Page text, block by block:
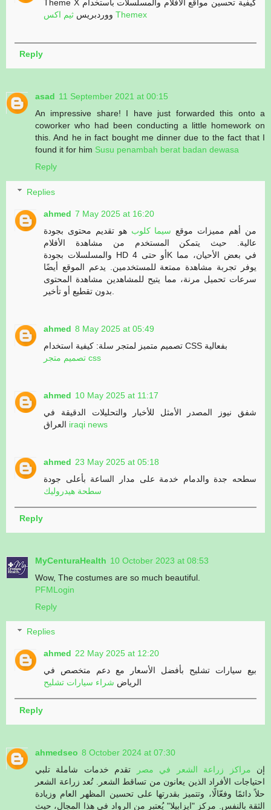
Theme X كيفية تحسين مواقع الأفلام والمسلسلات باستخدام
ووردبريس ثيم اكس Themex
Reply
asad 11 September 2021 at 00:15
An impressive share! I have just forwarded this onto a
coworker who had been conducting a little homework on
this. And he in fact bought me dinner due to the fact that I
found it for him Susu penambah berat badan dewasa
Reply
Replies
ahmed 7 May 2025 at 16:20
من أهم مميزات موقع سيما كلوب هو تقديم محتوى بجودة
عالية. حيث يتمكن المستخدم من مشاهدة الأفلام
والمسلسلات بجودة HD أو حتى 4K في بعض الأحيان، مما
يوفر تجربة مشاهدة ممتعة للمستخدمين. يدعم الموقع أيضًا
سرعات تحميل مرنة، مما يتيح للمشاهدين مشاهدة المحتوى
ahmed 8 May 2025 at 05:49
تصميم متميز لمتجر سلة: كيفية استخدام CSS بفعالية
تصميم متجر css
ahmed 10 May 2025 at 11:17
شفق نيوز المصدر الأمثل للأخبار والتحليلات الدقيقة في
iraqi news
ahmed 23 May 2025 at 05:18
سطحه جدة والدمام خدمة على مدار الساعة بأعلى جودة
سطحة هيدروليك
Reply
MyCenturaHealth 10 October 2023 at 08:53
Wow, The costumes are so much beautiful.
PFMLogin
Reply
Replies
ahmed 22 May 2025 at 12:20
بيع سيارات تشليح بأفضل الأسعار مع دعم متخصص في
الرياض شراء سيارات تشليح
Reply
ahmedseo 8 October 2024 at 07:30
إن مراكز زراعة الشعر في مصر
تقدم خدمات شاملة تلبي
احتياجات الأفراد الذين يعانون من تساقط الشعر. تُعد زراعة الشعر
حلاً دائمًا وفعّالًا، وتتميز بقدرتها على تحسين المظهر العام وزيادة
الثقة بالنفس. مركز "ايزابيلا" يُعتبر من الرواد في هذا المجال، حيث